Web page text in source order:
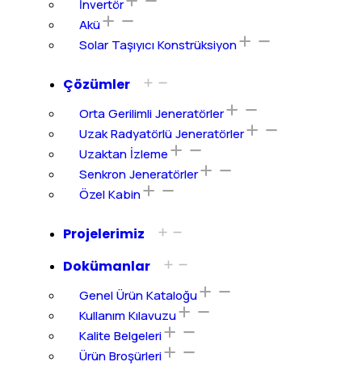
İnvertör
Akü
Solar Taşıyıcı Konstrüksiyon
Çözümler
Orta Gerilimli Jeneratörler
Uzak Radyatörlü Jeneratörler
Uzaktan İzleme
Senkron Jeneratörler
Özel Kabin
Projelerimiz
Dokümanlar
Genel Ürün Kataloğu
Kullanım Kılavuzu
Kalite Belgeleri
Ürün Broşürleri